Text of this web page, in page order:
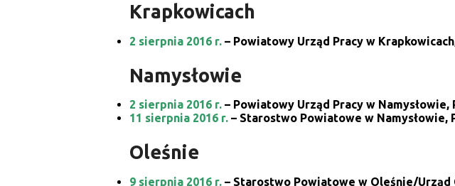
Krapkowicach
2 sierpnia 2016 r. – Powiatowy Urząd Pracy w
Namysłowie
2 sierpnia 2016 r. – Powiatowy Urząd Pracy w Namysłowie,
11 sierpnia 2016 r. – Starostwo Powiatowe w Namysłowie,
Oleśnie
9 sierpnia 2016 r. – Starostwo Powiatowe w Oleśnie/Urząd